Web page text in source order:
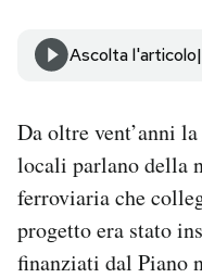
CALENDARIO
Area Personale
Newsletter
Notifiche mobile
Regala il Post
Hai bisogno di
Ascolta l'articolo
Da oltre vent’anni
locali parlano della
ferroviaria che
progetto era stato
finanziati dal Piano